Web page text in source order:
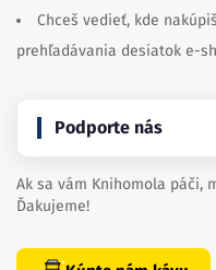
Chceš vedieť, kde
prehľadávania desiatok e-
Podporte nás
Ak sa vám Knihomola páči,
Ďakujeme!